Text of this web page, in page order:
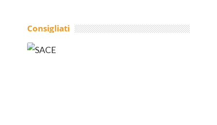
Consigliati